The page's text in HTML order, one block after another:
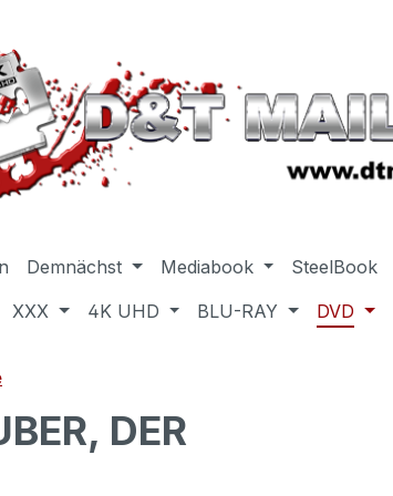
Demnächst Mediabook SteelBook
XXX 4K UHD BLU-RAY DVD
DER